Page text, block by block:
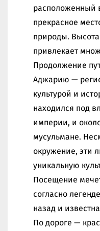
расположенный
прекрасное
природы.
привлекает
Продолжение
Аджарию —
культурой и
находился под
империи, и
мусульмане.
окружение, эти
уникальную
Посещение
согласно
назад и
По дороге —